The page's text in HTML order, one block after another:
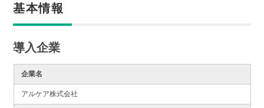
基本情報
導入企業
企業名
アルケア株式会社